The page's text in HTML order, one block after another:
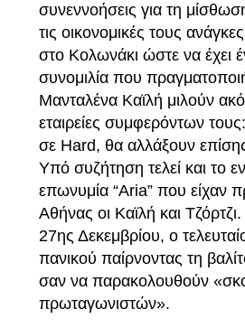
συνεννοήσεις για τη
τις οικονομικές τους
στο Κολωνάκι ώστε να έχει
συνομιλία που
Μανταλένα Καϊλή μιλούν
εταιρείες συμφερόντων
σε Hard, θα αλλάξουν
Υπό συζήτηση τελεί και το
επωνυμία “Aria” που είχαν
Αθήνας οι Καϊλή και
27ης Δεκεμβρίου, ο
πανικού παίρνοντας τη
σαν να παρακολουθούν
πρωταγωνιστών».